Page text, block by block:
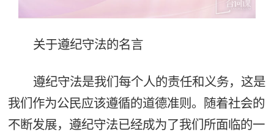
关于遵纪守法的名言
遵纪守法是我们每个人的责任和义务，这是
我们作为公民应该遵循的道德准则。随着社会的
不断发展，遵纪守法已经成为了我们所面临的一